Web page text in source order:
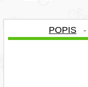
POPIS -